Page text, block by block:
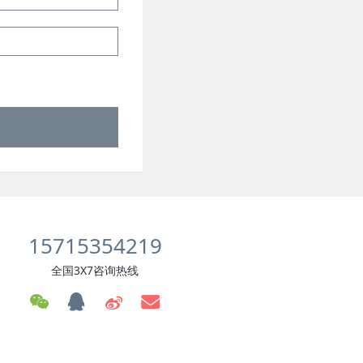
15715354219
全国3X7咨询热线